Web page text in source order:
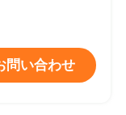
問い合わせ